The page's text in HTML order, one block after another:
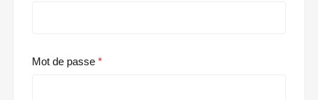
Mot de passe